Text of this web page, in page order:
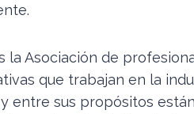
la Asociación de
que trabajan en la
y entre sus propósitos